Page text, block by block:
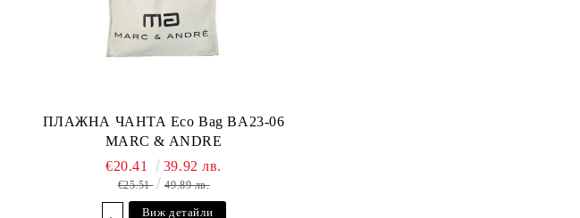
ПЛАЖНА ЧАНТА Eco Bag BA23-06
MARC & ANDRE
€20.41 39.92 лв.
€25.51 49.89 лв.
Виж детайли